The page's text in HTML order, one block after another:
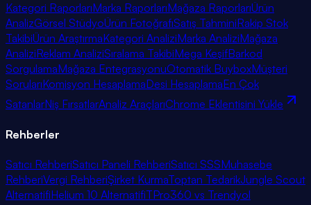
Kategori RaporlarıMarka RaporlarıMağaza RaporlarıÜrün
AnalizGörsel StüdyoÜrün FotoğrafıSatış TahminiRakip Stok
TakibiÜrün AraştırmaKategori AnaliziMarka AnaliziMağaza
AnaliziReklam AnaliziSıralama TakibiMega KeşifBarkod
SorgulamaMağaza EntegrasyonuOtomatik BuyboxMüşteri
SorularıKomisyon HesaplamaDesi HesaplamaEn Çok
SatanlarNiş FırsatlarAnaliz AraçlarıChrome Eklentisini Yükle
Rehberler
Satıcı RehberiSatıcı Paneli RehberiSatıcı SSSMuhasebe
RehberiVergi RehberiŞirket KurmaToptan TedarikJungle Scout
AlternatifiHelium 10 AlternatifiTPro360 vs Trendyol